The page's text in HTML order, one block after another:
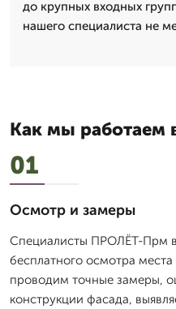
до крупных входных
нашего специалиста не
Как мы работаем
01
Осмотр и замеры
Специалисты ПРОЛЁТ-Прм
бесплатного осмотра
проводим точные замеры,
конструкции фасада,